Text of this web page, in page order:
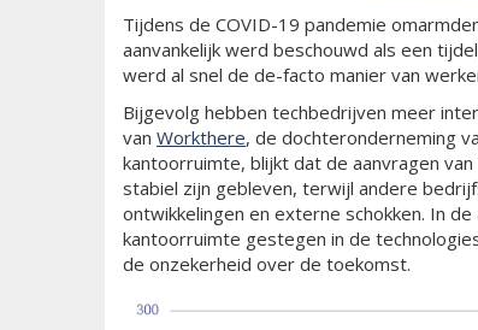
Tijdens de COVID-19 pandemie
aanvankelijk werd beschouwd als een
werd al snel de de-facto manier van
Bijgevolg hebben techbedrijven meer
van Workthere, de dochteronderneming
kantoorruimte, blijkt dat de aanvragen
stabiel zijn gebleven, terwijl andere
ontwikkelingen en externe schokken. In
kantoorruimte gestegen in de
de onzekerheid over de toekomst.